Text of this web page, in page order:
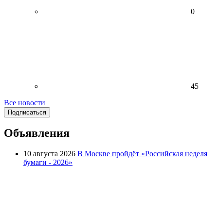
0
45
Все новости
Подписаться
Объявления
10 августа 2026 В Москве пройдёт «Российская неделя
бумаги - 2026»